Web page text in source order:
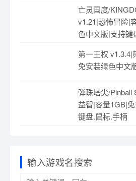
亡灵国度/
v1.21|恐怖冒险|
色中文版|支持键
第一王权 v1.3.4|
免安装绿色中文
弹珠塔尖/Pinball
益智|容量1GB|
键盘.鼠标.手柄
输入游戏名搜索